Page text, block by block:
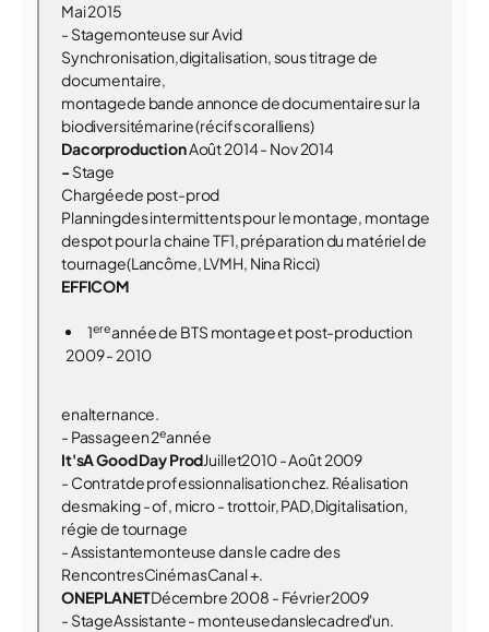
Mai 2015
- Stagemonteuse sur Avid
Synchronisation,digitalisation, sous titrage de
documentaire,
montagede bande annonce de documentaire sur la
biodiversitémarine (récifs coralliens)
DacorproductionAoût 2014 - Nov 2014
-Stage
Chargéede post-prod
Planningdes intermittents pour le montage, montage
despot pour la chaine TF1, préparation du matériel de
tournage(Lancôme, LVMH, Nina Ricci)
EFFICOM
1ereannée de BTS montage et post-production
2009 - 2010
enalternance.
- Passageen 2eannée
It'sA Good Day ProdJuillet2010 - Août 2009
- Contratde professionnalisation chez. Réalisation
desmaking - of, micro - trottoir, PAD,Digitalisation,
régie de tournage
- Assistantemonteuse dans le cadre des
RencontresCinémasCanal +.
ONEPLANETDécembre 2008 - Février2009
- StageAssistante - monteusedanslecadred'un.